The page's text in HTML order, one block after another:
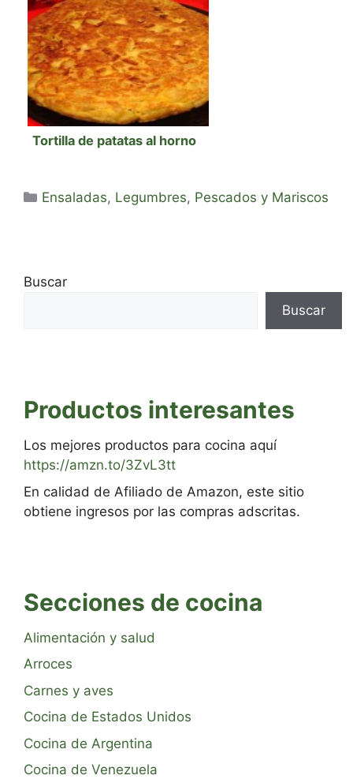
Tortilla de patatas al horno
Categorías
Ensaladas, Legumbres, Pescados y Mariscos
Buscar
Buscar
Productos interesantes
Los mejores productos para cocina aquí
https://amzn.to/3ZvL3tt
En calidad de Afiliado de Amazon, este sitio
obtiene ingresos por las compras adscritas.
Secciones de cocina
Alimentación y salud
Arroces
Carnes y aves
Cocina de Estados Unidos
Cocina de Argentina
Cocina de Venezuela